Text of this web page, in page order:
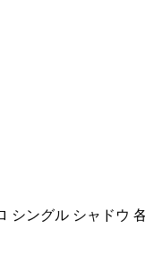
ングル シャドウ